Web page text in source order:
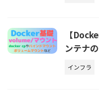
【
ンテナ
インフラ